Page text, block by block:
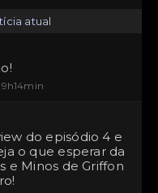
atual
do episódio 4 e
o que esperar da
e Minos de Griffon